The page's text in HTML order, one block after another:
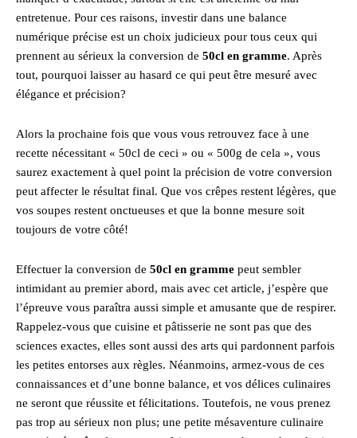
entretenue. Pour ces raisons, investir dans une balance
numérique précise est un choix judicieux pour tous ceux qui
prennent au sérieux la conversion de 50cl en gramme. Après
tout, pourquoi laisser au hasard ce qui peut être mesuré avec
élégance et précision?
Alors la prochaine fois que vous vous retrouvez face à une
recette nécessitant « 50cl de ceci » ou « 500g de cela », vous
saurez exactement à quel point la précision de votre conversion
peut affecter le résultat final. Que vos crêpes restent légères, que
vos soupes restent onctueuses et que la bonne mesure soit
toujours de votre côté!
Effectuer la conversion de 50cl en gramme peut sembler
intimidant au premier abord, mais avec cet article, j’espère que
l’épreuve vous paraîtra aussi simple et amusante que de respirer.
Rappelez-vous que cuisine et pâtisserie ne sont pas que des
sciences exactes, elles sont aussi des arts qui pardonnent parfois
les petites entorses aux règles. Néanmoins, armez-vous de ces
connaissances et d’une bonne balance, et vos délices culinaires
ne seront que réussite et félicitations. Toutefois, ne vous prenez
pas trop au sérieux non plus; une petite mésaventure culinaire